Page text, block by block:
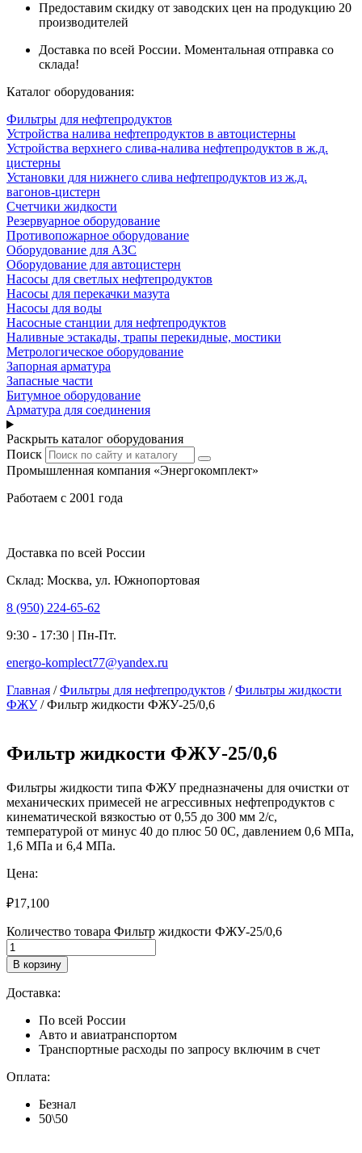
Предоставим скидку от заводских цен на продукцию 20
производителей
Доставка по всей России. Моментальная отправка со
склада!
Каталог оборудования:
Фильтры для нефтепродуктов
Устройства налива нефтепродуктов в автоцистерны
Устройства верхнего слива-налива нефтепродуктов в ж.д.
цистерны
Установки для нижнего слива нефтепродуктов из ж.д.
вагонов-цистерн
Счетчики жидкости
Резервуарное оборудование
Противопожарное оборудование
Оборудование для АЗС
Оборудование для автоцистерн
Насосы для светлых нефтепродуктов
Насосы для перекачки мазута
Насосы для воды
Насосные станции для нефтепродуктов
Наливные эстакады, трапы перекидные, мостики
Метрологическое оборудование
Запорная арматура
Запасные части
Битумное оборудование
Арматура для соединения
Раскрыть каталог оборудования
Поиск
Промышленная компания «Энергокомплект»
Работаем с 2001 года
Доставка по всей России
Склад: Москва, ул. Южнопортовая
8 (950) 224-65-62
9:30 - 17:30 | Пн-Пт.
energo-komplect77@yandex.ru
Главная /Фильтры для нефтепродуктов /Фильтры жидкости
ФЖУ/ Фильтр жидкости ФЖУ-25/0,6
Фильтр жидкости ФЖУ-25/0,6
Фильтры жидкости типа ФЖУ предназначены для очистки от
механических примесей не агрессивных нефтепродуктов с
кинематической вязкостью от 0,55 до 300 мм 2/с,
температурой от минус 40 до плюс 50 0С, давлением 0,6 МПа,
1,6 МПа и 6,4 МПа.
Цена:
₽17,100
Количество товара Фильтр жидкости ФЖУ-25/0,6
В корзину
Доставка:
По всей России
Авто и авиатранспортом
Транспортные расходы по запросу включим в счет
Оплата:
Безнал
50\50